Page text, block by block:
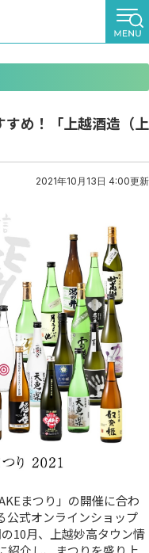
め！「上越酒造（上
2021年10月13日 4:00更新
まつり」の開催に合わ
公式オンラインショップ
10月、上越妙高タウン情